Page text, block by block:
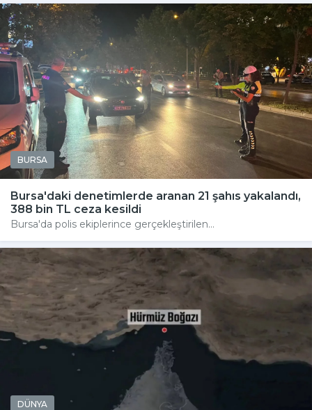
BURSA
Bursa'daki denetimlerde aranan 21 şahıs yakalandı,
388 bin TL ceza kesildi
Bursa'da polis ekiplerince gerçekleştirilen...
DÜNYA